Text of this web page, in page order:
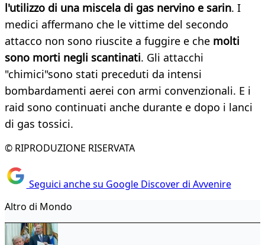
l'utilizzo di una miscela di gas nervino e sarin. I
medici affermano che le vittime del secondo
attacco non sono riuscite a fuggire e che molti
sono morti negli scantinati. Gli attacchi
"chimici"sono stati preceduti da intensi
bombardamenti aerei con armi convenzionali. E i
raid sono continuati anche durante e dopo i lanci
di gas tossici.
© RIPRODUZIONE RISERVATA
Seguici anche su Google Discover di Avvenire
Altro di Mondo